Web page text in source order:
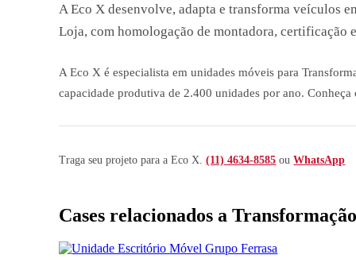
A Eco X desenvolve, adapta e transforma veículos
Loja, com homologação de montadora, certificação
A Eco X é especialista em unidades móveis para
capacidade produtiva de 2.400 unidades por ano.
Traga seu projeto para a Eco X.(11) 4634-8585 ouWhatsApp
Cases relacionados a